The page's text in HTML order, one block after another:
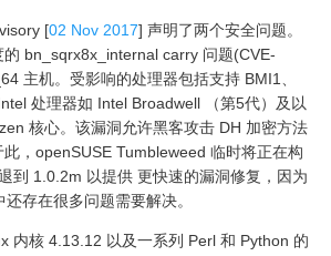
[02 Nov 2017] 声明了两个安全问题。
bn_sqrx8x_internal carry 问题(CVE-
主机。受影响的处理器包括支持 BMI1、
处理器如 Intel Broadwell （第5代）及以
核心。该漏洞允许黑客攻击 DH 加密方法
此，openSUSE Tumbleweed 临时将正在构
到 1.0.2m 以提供 更快速的漏洞修复，因为
存在很多问题需要解决。
内核 4.13.12 以及一系列 Perl 和 Python 的